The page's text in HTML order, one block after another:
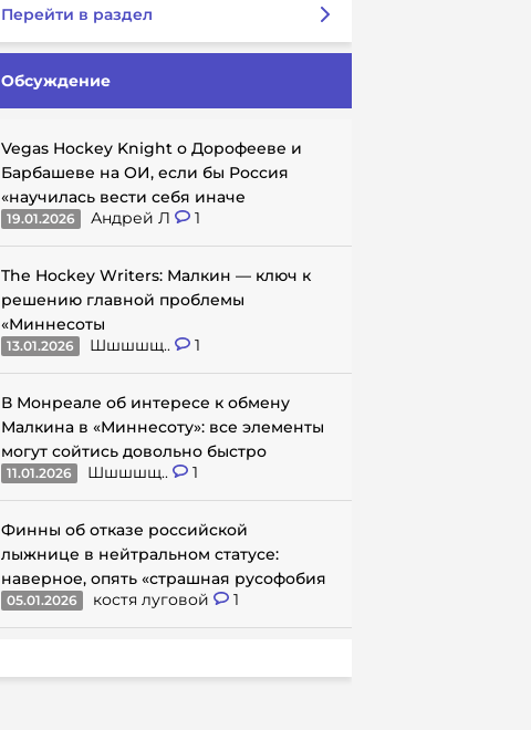
Перейти в раздел
Обсуждение
Vegas Hockey Knight о Дорофееве и
Барбашеве на ОИ, если бы Россия
«научилась вести себя иначе
19.01.2026 Андрей Л 1
The Hockey Writers: Малкин — ключ к
решению главной проблемы
«Миннесоты
13.01.2026 Шшшшщ.. 1
В Монреале об интересе к обмену
Малкина в «Миннесоту»: все элементы
могут сойтись довольно быстро
11.01.2026 Шшшшщ.. 1
Финны об отказе российской
лыжнице в нейтральном статусе:
наверное, опять «страшная русофобия
05.01.2026 костя луговой 1